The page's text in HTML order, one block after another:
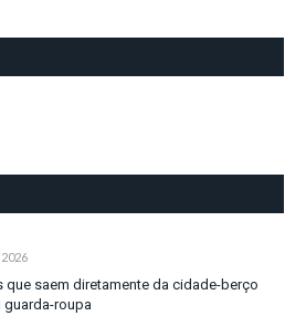
2026
que saem diretamente da cidade-berço
guarda-roupa